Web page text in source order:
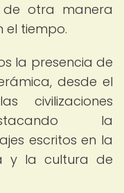
de otra manera
el tiempo.
la presencia de
desde el
civilizaciones
la
escritos en la
y la cultura de